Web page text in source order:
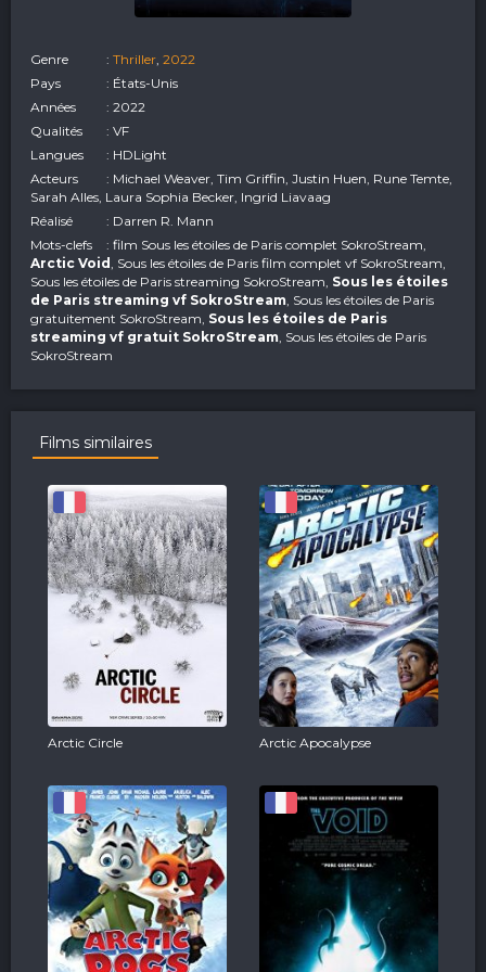
Genre : Thriller, 2022
Pays
: États-Unis
Années
: 2022
Qualités
: VF
Langues
: HDLight
Acteurs
: Michael Weaver, Tim Griffin, Justin Huen, Rune Temte,
Sarah Alles, Laura Sophia Becker, Ingrid Liavaag
Réalisé
: Darren R. Mann
Mots-clefs
: film Sous les étoiles de Paris complet SokroStream,
Arctic Void , Sous les étoiles de Paris film complet vf SokroStream,
Sous les étoiles de Paris streaming SokroStream, Sous les étoiles
de Paris streaming vf SokroStream, Sous les étoiles de Paris
gratuitement SokroStream, Sous les étoiles de Paris
streaming vf gratuit SokroStream, Sous les étoiles de Paris
SokroStream
Films similaires
Arctic Circle Arctic Apocalypse